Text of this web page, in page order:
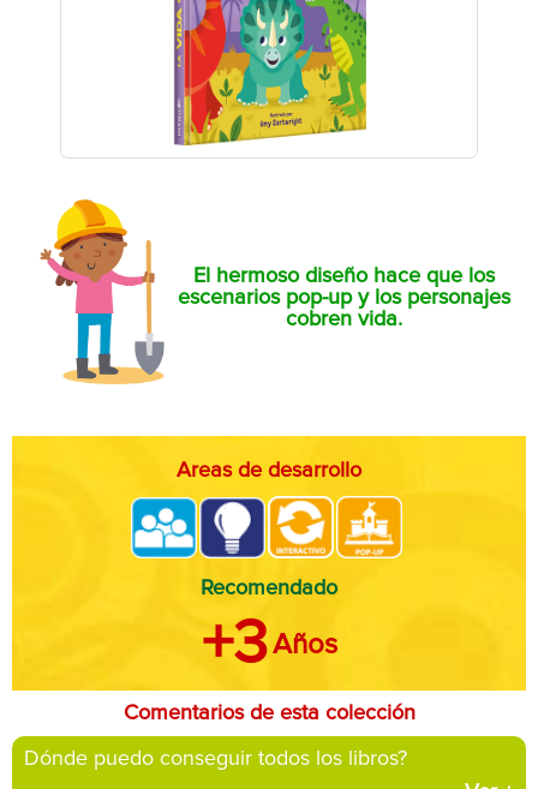
El hermoso diseño hace que los
escenarios pop-up y los personajes
cobren vida.
Areas de desarrollo
Recomendado
+3Años
Comentarios de esta colección
Dónde puedo conseguir todos los libros?